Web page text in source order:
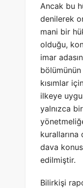
Ancak bu
denilerek
mani bir
olduğu,
imar
kısımlar
ilkeye
yalnızca
kurallarına
dava
edilmiştir.
Bilirkişi